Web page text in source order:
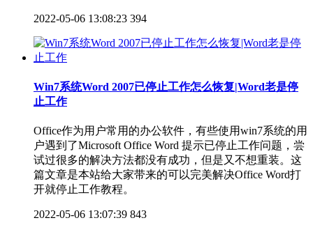
2022-05-06 13:08:23 394
Win7系统Word 2007已停止工作怎么恢复|Word老是停
止工作
Office作为用户常用的办公软件，有些使用win7系统的用
户遇到了Microsoft Office Word 提示已停止工作问题，尝
试过很多的解决方法都没有成功，但是又不想重装。这
篇文章是本站给大家带来的可以完美解决Office Word打
开就停止工作教程。
2022-05-06 13:07:39 843